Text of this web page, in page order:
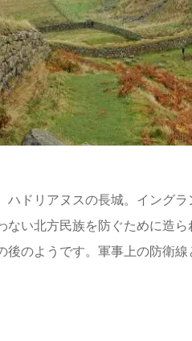
ドリアヌスの長城。イング
い北方民族を防ぐために造
後のようです。軍事上の防衛